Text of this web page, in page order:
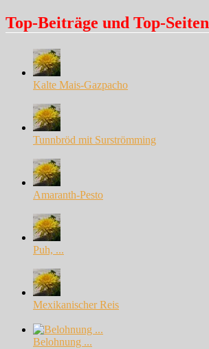
Top-Beiträge und Top-Seiten
Kalte Mais-Gazpacho
Tunnbröd mit Surströmming
Amaranth-Pesto
Puh, ...
Mexikanischer Reis
Belohnung ...